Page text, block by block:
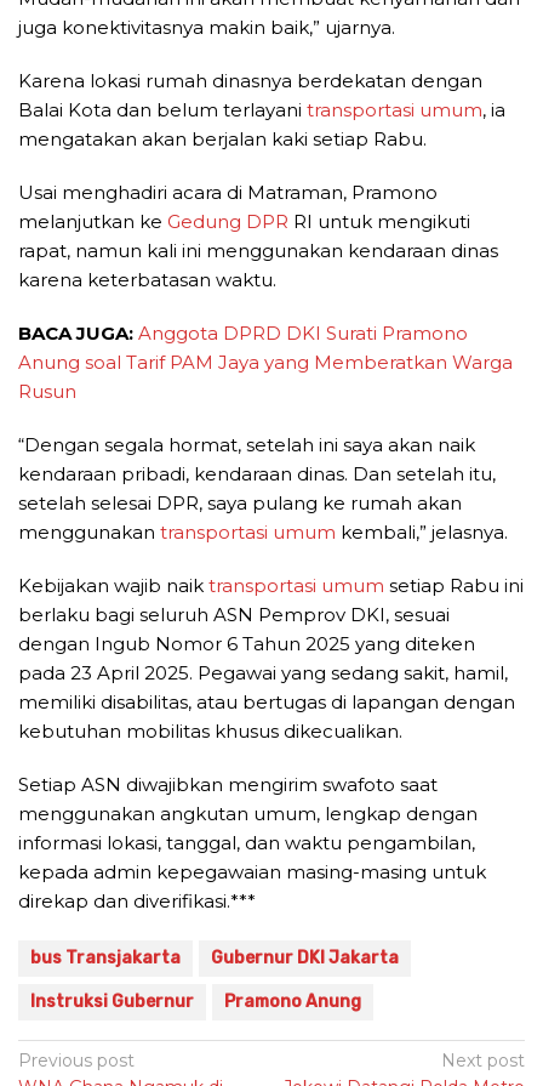
juga konektivitasnya makin baik,” ujarnya.
Karena lokasi rumah dinasnya berdekatan dengan
Balai Kota dan belum terlayani transportasi umum, ia
mengatakan akan berjalan kaki setiap Rabu.
Usai menghadiri acara di Matraman, Pramono
melanjutkan ke Gedung DPR RI untuk mengikuti
rapat, namun kali ini menggunakan kendaraan dinas
karena keterbatasan waktu.
BACA JUGA: Anggota DPRD DKI Surati Pramono
Anung soal Tarif PAM Jaya yang Memberatkan Warga
Rusun
“Dengan segala hormat, setelah ini saya akan naik
kendaraan pribadi, kendaraan dinas. Dan setelah itu,
setelah selesai DPR, saya pulang ke rumah akan
menggunakan transportasi umum kembali,” jelasnya.
Kebijakan wajib naik transportasi umum setiap Rabu ini
berlaku bagi seluruh ASN Pemprov DKI, sesuai
dengan Ingub Nomor 6 Tahun 2025 yang diteken
pada 23 April 2025. Pegawai yang sedang sakit, hamil,
memiliki disabilitas, atau bertugas di lapangan dengan
kebutuhan mobilitas khusus dikecualikan.
Setiap ASN diwajibkan mengirim swafoto saat
menggunakan angkutan umum, lengkap dengan
informasi lokasi, tanggal, dan waktu pengambilan,
kepada admin kepegawaian masing-masing untuk
direkap dan diverifikasi.***
bus Transjakarta Gubernur DKI Jakarta
Instruksi Gubernur Pramono Anung
Post
Previous post
Next post